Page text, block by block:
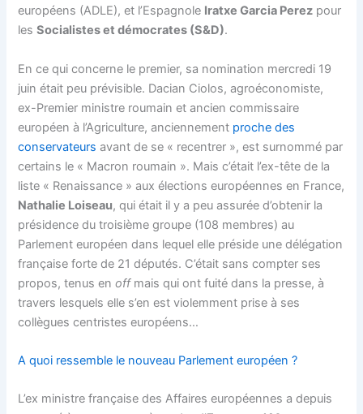
européens (ADLE), et l’Espagnole Iratxe Garcia Perez pour
lesSocialistes et démocrates (S&D).
En ce qui concerne le premier, sa nomination mercredi 19
juin était peu prévisible. Dacian Ciolos, agroéconomiste,
ex-Premier ministre roumain et ancien commissaire
européen à l’Agriculture, anciennement proche des
conservateurs avant de se « recentrer », est surnommé par
certains le « Macron roumain ». Mais c’était l’ex-tête de la
liste « Renaissance » aux élections européennes en France,
Nathalie Loiseau, qui était il y a peu assurée d’obtenir la
présidence du troisième groupe (108 membres) au
Parlement européen dans lequel elle préside une délégation
française forte de 21 députés. C’était sans compter ses
propos, tenus enoffmais qui ont fuité dans la presse, à
travers lesquels elle s’en est violemment prise à ses
collègues centristes européens…
A quoi ressemble le nouveau Parlement européen ?
L’ex ministre française des Affaires européennes a depuis